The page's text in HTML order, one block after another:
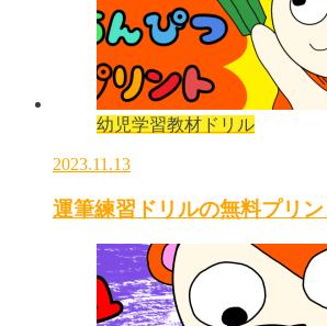
幼児学習教材ドリル
2023.11.13
運筆練習ドリルの無料プリン